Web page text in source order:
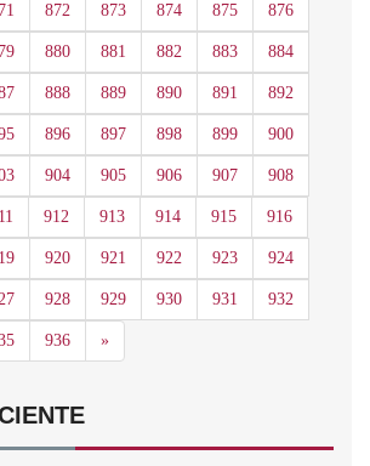
872 873 874 875 876
880 881 882 883 884
888 889 890 891 892
896 897 898 899 900
904 905 906 907 908
912 913 914 915 916
920 921 922 923 924
928 929 930 931 932
936 »Siguiente